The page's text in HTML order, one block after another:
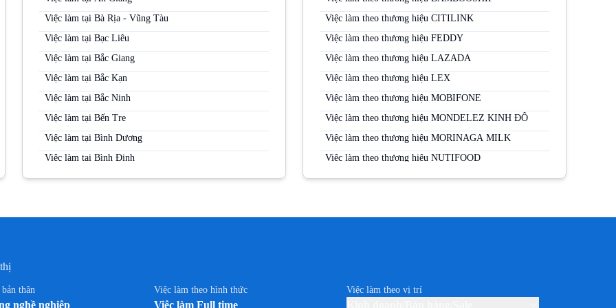
Việc làm tại Bà Rịa - Vũng Tàu
Việc làm tại Bạc Liêu
Việc làm tại Bắc Giang
Việc làm tại Bắc Kạn
Việc làm tại Bắc Ninh
Việc làm tại Bến Tre
Việc làm tại Bình Dương
Việc làm tại Bình Định
Việc làm tại Bình Phước
Việc làm tại Cà Mau
Việc làm theo thương hiệu CITILINK
Việc làm theo thương hiệu FEDDY
Việc làm theo thương hiệu LAZADA
Việc làm theo thương hiệu LEX
Việc làm theo thương hiệu MOBIFONE
Việc làm theo thương hiệu MONDELEZ KINH ĐÔ
Việc làm theo thương hiệu MORINAGA MILK
Việc làm theo thương hiệu NUTIFOOD
Việc làm theo thương hiệu PERFETTI VAN MELLE
Việc làm theo thương hiệu SABECO
Việc làm theo thương hiệu TP-LINK
thân
nghề nghiệp
Việc làm theo hình thức
Việc làm Full time
Việc làm theo vị trí